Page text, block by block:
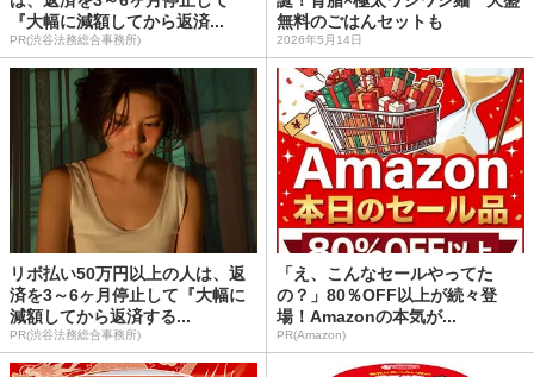
『大幅に減額してから返済...
PR(渋谷法務総合事務所)
無料のごはんセットも
2026年5月14日
リボ払い50万円以上の人は、返
済を3～6ヶ月停止して『大幅に
減額してから返済する...
PR(渋谷法務総合事務所)
「え、こんなセールやってた
の？」80％OFF以上が続々登
場！Amazonの本気が...
PR(Amazon)